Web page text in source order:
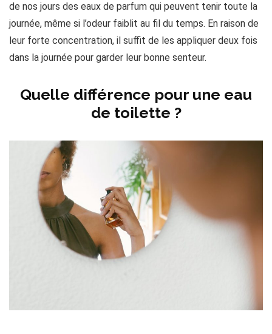
de nos jours des eaux de parfum qui peuvent tenir toute la
journée, même si l’odeur faiblit au fil du temps. En raison de
leur forte concentration, il suffit de les appliquer deux fois
dans la journée pour garder leur bonne senteur.
Quelle différence pour une eau
de toilette ?